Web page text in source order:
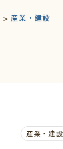
> 産業・建設
産業・建設